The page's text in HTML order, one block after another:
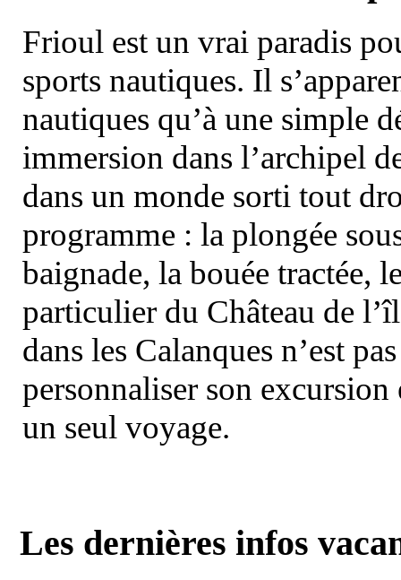
Frioul est un vrai paradis
sports nautiques. Il
nautiques qu’à une simple
immersion dans l’archipel
dans un monde sorti tout
programme : la plongée
baignade, la bouée tractée,
particulier du Château de
dans les Calanques n’est
personnaliser son
un seul voyage.
Les dernières infos